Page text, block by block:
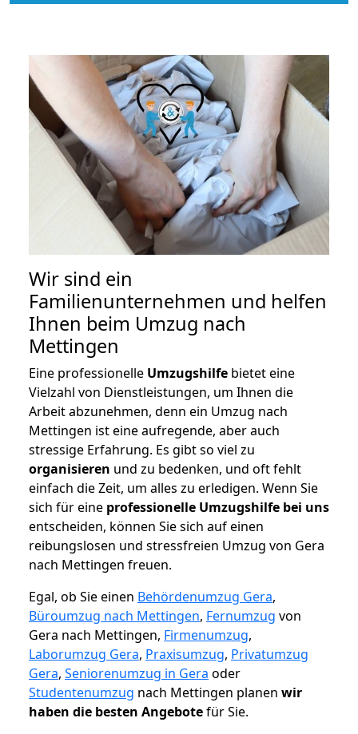
Wir sind ein
Familienunternehmen und helfen
Ihnen beim Umzug nach
Mettingen
Eine professionelle Umzugshilfe bietet eine
Vielzahl von Dienstleistungen, um Ihnen die
Arbeit abzunehmen, denn ein Umzug nach
Mettingen ist eine aufregende, aber auch
stressige Erfahrung. Es gibt so viel zu
organisieren und zu bedenken, und oft fehlt
einfach die Zeit, um alles zu erledigen. Wenn Sie
sich für eine professionelle Umzugshilfe bei uns
entscheiden, können Sie sich auf einen
reibungslosen und stressfreien Umzug von Gera
nach Mettingen freuen.
Egal, ob Sie einen Behördenumzug Gera,
Büroumzug nach Mettingen, Fernumzug von
Gera nach Mettingen, Firmenumzug,
Laborumzug Gera, Praxisumzug, Privatumzug
Gera, Seniorenumzug in Gera oder
Studentenumzug nach Mettingen planen wir
haben die besten Angebotefür Sie.